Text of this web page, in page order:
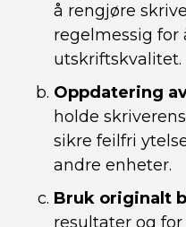
å rengjøre
regelmessig for
utskriftskvalitet.
Oppdatering
holde
sikre feilfri
andre enheter.
Bruk originalt
resultater og